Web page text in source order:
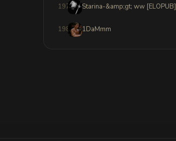
197 Starina-&amp;gt; ww [ELOPUB]
198 1DaMmm